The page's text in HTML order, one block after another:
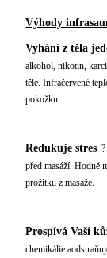
Výhody
Vyhání z těla
alkohol, nikotin,
těle. Infračervené
pokožku.
Redukuje stres
před masáží. Hodně
prožitku z masáže.
Prospívá Vaší
chemikálie